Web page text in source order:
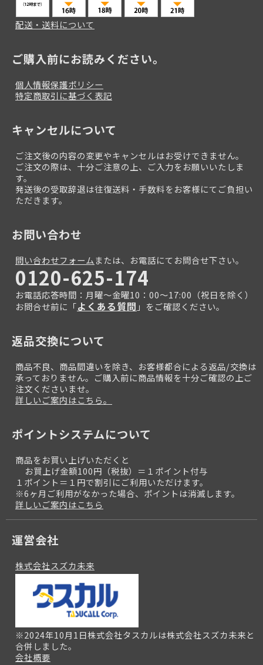
配送・送料について
ご購入前にお読みください。
個人情報保護ポリシー
特定商取引に基づく表記
キャンセルについて
ご注文後の内容の変更やキャンセルはお受けできません。
ご注文の際は、十分ご注意の上、ご入力をお願いいたしま
す。
発送後の受取辞退は往復送料・手数料をお客様にてご負担い
ただきます。
お問い合わせ
問い合わせフォームまたは、お電話にてお問合せ下さい。
0120-625-174
お電話応答時間：月曜～金曜10：00～17:00（祝日を除く）
お問合せ前に「よくある質問 」をご確認ください。
返品交換について
商品不良、商品間違いを除き、お客様都合による返品/交換は
承っておりません。ご購入前に商品情報を十分ご確認の上ご
注文くださいませ。
詳しいご案内はこちら。
ポイントシステムについて
商品をお買い上げいただくと
お買上げ金額100円（税抜）＝１ポイント付与
１ポイント＝１円で割引にご利用いただけます。
※6ヶ月ご利用がなかった場合、ポイントは消滅します。
詳しいご案内はこちら
運営会社
株式会社スズカ未来
※2024年10月1日株式会社タスカルは株式会社スズカ未来と
合併しました。
会社概要